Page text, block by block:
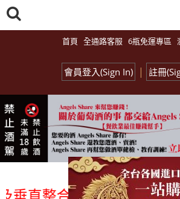
首頁 全通路客服 6瓶免運專區
會員登入(Sign In) | 註冊